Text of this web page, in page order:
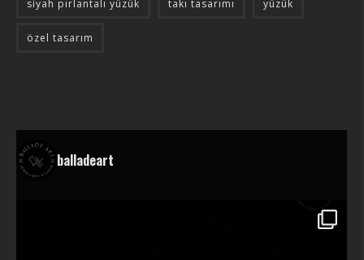
siyah pırlantalı yüzük takı tasarımı yüzük
özel tasarım
balladeart